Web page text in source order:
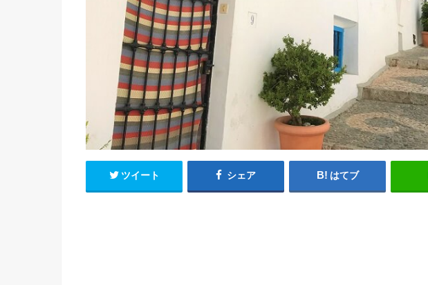
ツイート シェア はてブ